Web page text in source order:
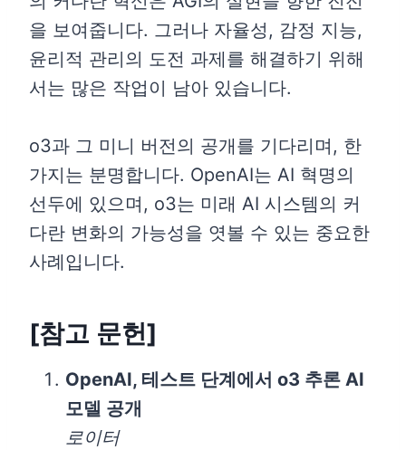
을 보여줍니다. 그러나 자율성, 감정 지능,
윤리적 관리의 도전 과제를 해결하기 위해
서는 많은 작업이 남아 있습니다.
o3과 그 미니 버전의 공개를 기다리며, 한
가지는 분명합니다. OpenAI는 AI 혁명의
선두에 있으며, o3는 미래 AI 시스템의 커
다란 변화의 가능성을 엿볼 수 있는 중요한
사례입니다.
[참고 문헌]
OpenAI, 테스트 단계에서 o3 추론 AI
모델 공개
로이터